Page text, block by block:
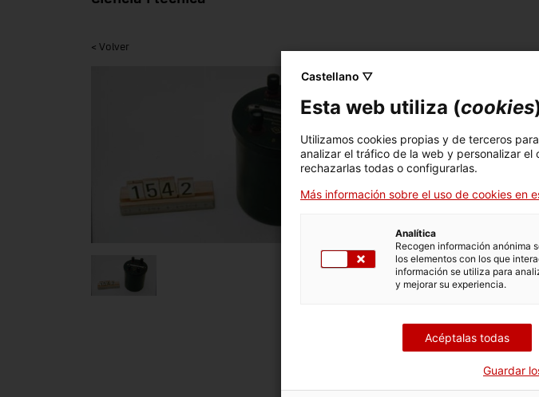
< Volver
Nombre
Número de inventario
DATOS DEL MUSEO
Area temática
Fecha de ingreso
Castellano ▽
Esta web utiliza (cookies
Utilizamos cookies propias y de terceros
analizar el tráfico de la web y personalizar
rechazarlas todas o configurarlas.
Más información sobre el uso de cookies en
Analítica
Recogen información anónima
los elementos con los que
información se utiliza para
y mejorar su experiencia.
Acéptalas todas
Guardar